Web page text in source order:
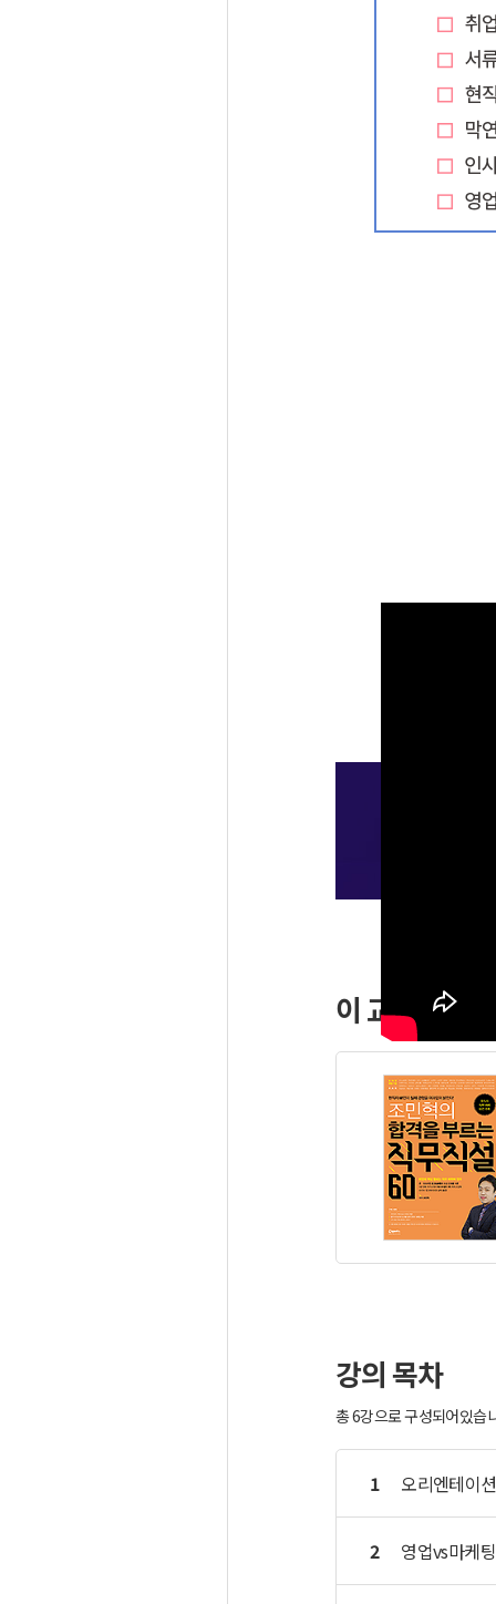
이 교재가 필
강의 목차
총 6강으로 구성되어있습
1 오리엔테이션
2 영업vs마케